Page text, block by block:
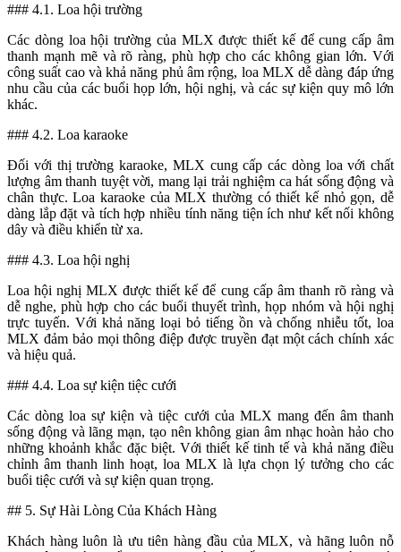
### 4.1. Loa hội trường
Các dòng loa hội trường của MLX được thiết kế để cung cấp âm
thanh mạnh mẽ và rõ ràng, phù hợp cho các không gian lớn. Với
công suất cao và khả năng phủ âm rộng, loa MLX dễ dàng đáp ứng
nhu cầu của các buổi họp lớn, hội nghị, và các sự kiện quy mô lớn
khác.
### 4.2. Loa karaoke
Đối với thị trường karaoke, MLX cung cấp các dòng loa với chất
lượng âm thanh tuyệt vời, mang lại trải nghiệm ca hát sống động và
chân thực. Loa karaoke của MLX thường có thiết kế nhỏ gọn, dễ
dàng lắp đặt và tích hợp nhiều tính năng tiện ích như kết nối không
dây và điều khiển từ xa.
### 4.3. Loa hội nghị
Loa hội nghị MLX được thiết kế để cung cấp âm thanh rõ ràng và
dễ nghe, phù hợp cho các buổi thuyết trình, họp nhóm và hội nghị
trực tuyến. Với khả năng loại bỏ tiếng ồn và chống nhiễu tốt, loa
MLX đảm bảo mọi thông điệp được truyền đạt một cách chính xác
và hiệu quả.
### 4.4. Loa sự kiện tiệc cưới
Các dòng loa sự kiện và tiệc cưới của MLX mang đến âm thanh
sống động và lãng mạn, tạo nên không gian âm nhạc hoàn hảo cho
những khoảnh khắc đặc biệt. Với thiết kế tinh tế và khả năng điều
chỉnh âm thanh linh hoạt, loa MLX là lựa chọn lý tưởng cho các
buổi tiệc cưới và sự kiện quan trọng.
## 5. Sự Hài Lòng Của Khách Hàng
Khách hàng luôn là ưu tiên hàng đầu của MLX, và hãng luôn nỗ